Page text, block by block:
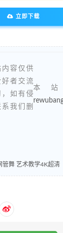
立即下载
容仅供
者交流
如有侵
我们删
本
管舞 艺术教学4K超清